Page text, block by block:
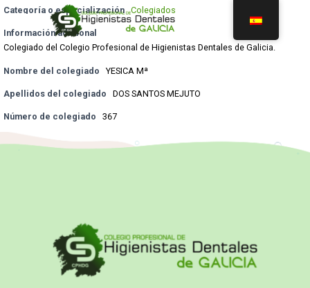
Categoría o especialización Colegiados
Información adicional
Colegiado del Colegio Profesional de Higienistas Dentales de Galicia.
Nombre del colegiado YESICA Mª
Apellidos del colegiado DOS SANTOS MEJUTO
Número de colegiado 367